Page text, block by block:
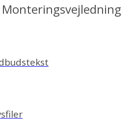
Monteringsvejledning